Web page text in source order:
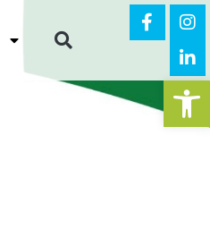
Ouvrir